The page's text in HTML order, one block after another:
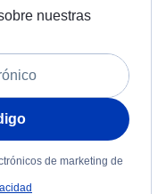
nuestras
de marketing de